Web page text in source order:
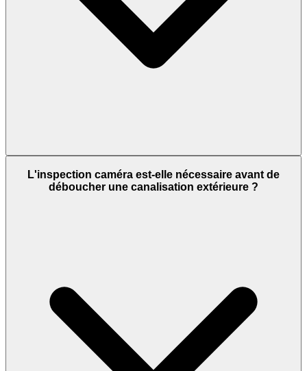
L'inspection caméra est-elle nécessaire avant de
déboucher une canalisation extérieure ?